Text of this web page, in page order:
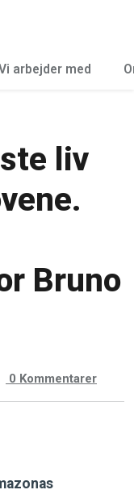
arbejder med
liv
Bruno
0 Kommentarer